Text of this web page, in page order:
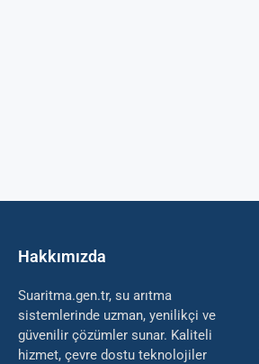
Hakkımızda
Suaritma.gen.tr, su arıtma
sistemlerinde uzman, yenilikçi ve
güvenilir çözümler sunar. Kaliteli
hizmet, çevre dostu teknolojiler